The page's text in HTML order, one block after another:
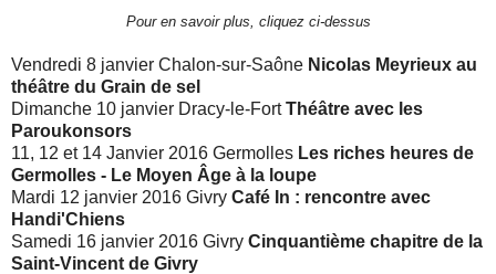
Pour en savoir plus, cliquez ci-dessus
Vendredi 8 janvier Chalon-sur-Saône Nicolas Meyrieux au
théâtre du Grain de sel
Dimanche 10 janvier Dracy-le-FortThéâtre avec les
Paroukonsors
11, 12 et 14 Janvier 2016 Germolles Les riches heures de
Germolles - Le Moyen Âge à la loupe
Mardi 12 janvier 2016 Givry Café In : rencontre avec
Handi'Chiens
Samedi 16 janvier 2016 Givry Cinquantième chapitre de la
Saint-Vincent de Givry